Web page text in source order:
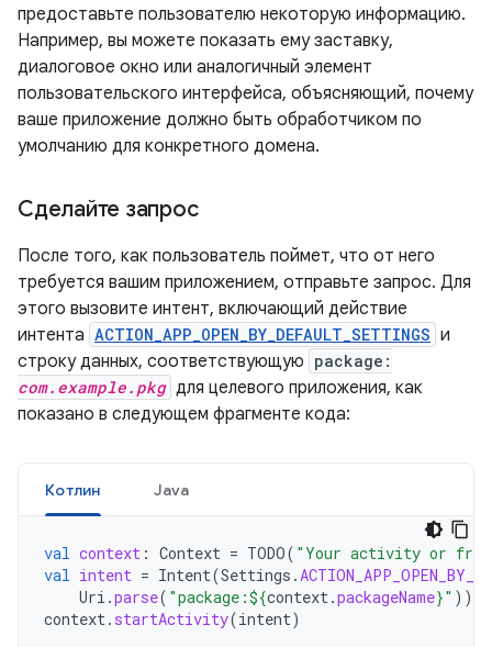
предоставьте пользователю некоторую информацию.
Например, вы можете показать ему заставку,
диалоговое окно или аналогичный элемент
пользовательского интерфейса, объясняющий, почему
ваше приложение должно быть обработчиком по
умолчанию для конкретного домена.
Сделайте запрос
После того, как пользователь поймет, что от него
требуется вашим приложением, отправьте запрос. Для
этого вызовите интент, включающий действие
интента ACTION_APP_OPEN_BY_DEFAULT_SETTINGS и
строку данных, соответствующую package:
com.example.pkg для целевого приложения, как
показано в следующем фрагменте кода:
Котлин Java
val context : Context = TODO( "Your activity or
val intent = Intent(Settings .
Uri .parse( "package:${context.packageName}" ))
context. startActivity(intent)